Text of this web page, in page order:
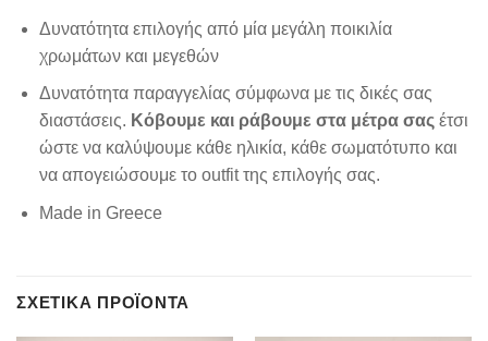
Δυνατότητα επιλογής από μία μεγάλη ποικιλία
χρωμάτων και μεγεθών
Δυνατότητα παραγγελίας σύμφωνα με τις δικές σας
διαστάσεις. Κόβουμε και ράβουμε στα μέτρα σας έτσι
ώστε να καλύψουμε κάθε ηλικία, κάθε σωματότυπο και
να απογειώσουμε το outfit της επιλογής σας.
Made in Greece
ΣΧΕΤΙΚΆ ΠΡΟΪΌΝΤΑ